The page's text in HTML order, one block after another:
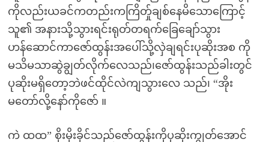
ကိုလည်းယခင်ကတည်းကကြိတ်ှုချစ်နေမိသောကြောင့်
သူ၏ အနားသို့သွားရင်းရုတ်တရက်ခြေချော်သွား
ဟန်ဆောင်ကာဇော်ထွန်းအပေါ်သို့လှဲချရင်းပုဆိုးအစ ကို
မသိမသာဆွဲချွတ်လိုက်လေသည်၊ဇော်ထွန်းသည်ခါးတွင်
ပုဆိုးမရှိတော့ဘဲဖင်ထိုင်လဲကျသွားလေ သည်၊ “အိုး
မတော်လို့နော်ကိုဇော် ။
ကဲ ထထ” စိုးမိုးခိုင်သည်ဇော်ထွန်းကိုပုဆိုးကျွတ်အောင်